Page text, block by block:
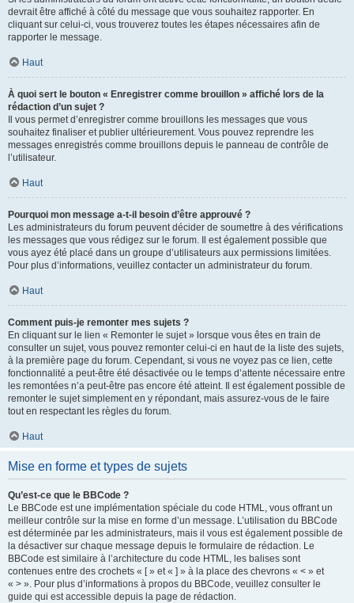
devrait être affiché à côté du message que vous souhaitez rapporter. En
cliquant sur celui-ci, vous trouverez toutes les étapes nécessaires afin de
rapporter le message.
Haut
À quoi sert le bouton « Enregistrer comme brouillon » affiché lors de la
rédaction d’un sujet ?
Il vous permet d’enregistrer comme brouillons les messages que vous
souhaitez finaliser et publier ultérieurement. Vous pouvez reprendre les
messages enregistrés comme brouillons depuis le panneau de contrôle de
l’utilisateur.
Haut
Pourquoi mon message a-t-il besoin d’être approuvé ?
Les administrateurs du forum peuvent décider de soumettre à des vérifications
les messages que vous rédigez sur le forum. Il est également possible que
vous ayez été placé dans un groupe d’utilisateurs aux permissions limitées.
Pour plus d’informations, veuillez contacter un administrateur du forum.
Haut
Comment puis-je remonter mes sujets ?
En cliquant sur le lien « Remonter le sujet » lorsque vous êtes en train de
consulter un sujet, vous pouvez remonter celui-ci en haut de la liste des sujets,
à la première page du forum. Cependant, si vous ne voyez pas ce lien, cette
fonctionnalité a peut-être été désactivée ou le temps d’attente nécessaire entre
les remontées n’a peut-être pas encore été atteint. Il est également possible de
remonter le sujet simplement en y répondant, mais assurez-vous de le faire
tout en respectant les règles du forum.
Haut
Mise en forme et types de sujets
Qu’est-ce que le BBCode ?
Le BBCode est une implémentation spéciale du code HTML, vous offrant un
meilleur contrôle sur la mise en forme d’un message. L’utilisation du BBCode
est déterminée par les administrateurs, mais il vous est également possible de
la désactiver sur chaque message depuis le formulaire de rédaction. Le
BBCode est similaire à l’architecture du code HTML, les balises sont
contenues entre des crochets « [ » et « ] » à la place des chevrons « < » et
« > ». Pour plus d’informations à propos du BBCode, veuillez consulter le
guide qui est accessible depuis la page de rédaction.